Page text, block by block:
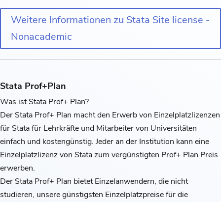
Weitere Informationen zu Stata Site license -
Nonacademic
Stata Prof+Plan
Was ist Stata Prof+ Plan?
Der Stata Prof+ Plan macht den Erwerb von Einzelplatzlizenzen
für Stata für Lehrkräfte und Mitarbeiter von Universitäten
einfach und kostengünstig. Jeder an der Institution kann eine
Einzelplatzlizenz von Stata zum vergünstigten Prof+ Plan Preis
erwerben.
Der Stata Prof+ Plan bietet Einzelanwendern, die nicht
studieren, unsere günstigsten Einzelplatzpreise für die